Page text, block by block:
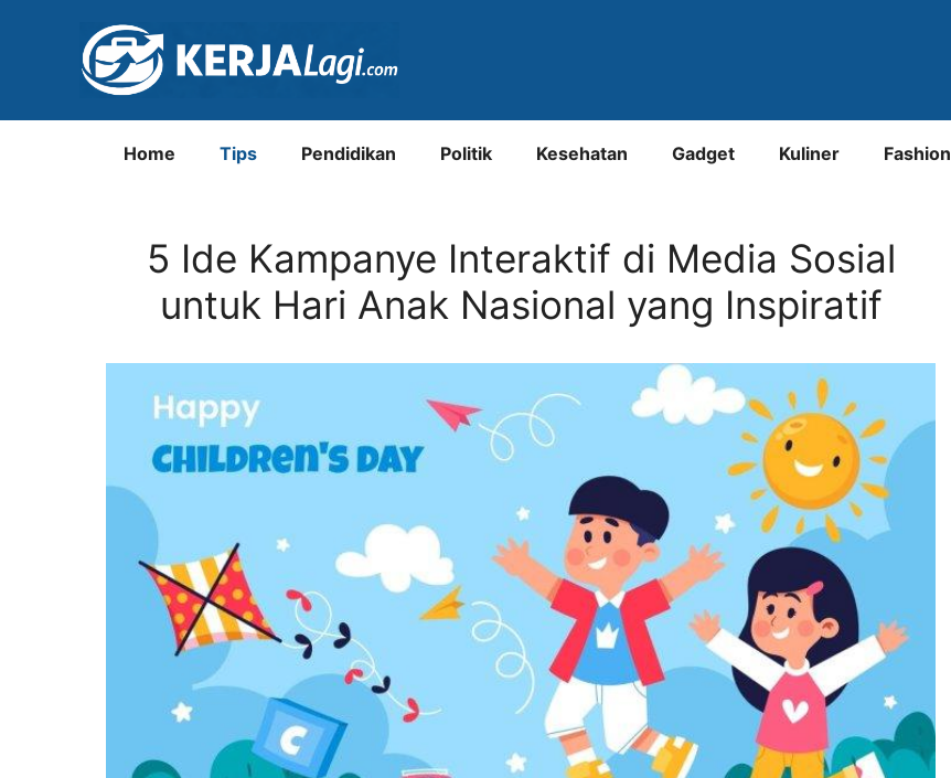
Home Tips Pendidikan Politik Kesehatan Gadget Kuliner Fashion
5 Ide Kampanye Interaktif di Media Sosial
untuk Hari Anak Nasional yang Inspiratif